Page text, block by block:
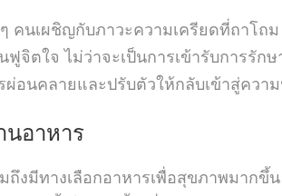
คนเผชิญกับภาวะความเครียดที่ถาโ
ตใจ ไม่ว่าจะเป็นการเข้ารับการรั
อนคลายและปรับตัวให้กลับเข้าสู่ควา
นอาหาร
งมีทางเลือกอาหารเพื่อสุขภาพมาก